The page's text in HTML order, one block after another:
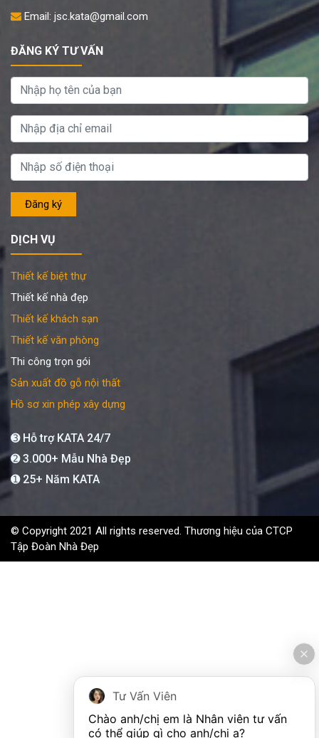
Email: jsc.kata@gmail.com
ĐĂNG KÝ TƯ VẤN
DỊCH VỤ
Thiết kế biệt thự
Thiết kế nhà đẹp
Thiết kế khách sạn
Thiết kế văn phòng
Thi công trọn gói
Sản xuất đồ gỗ nội thất
Hồ sơ xin phép xây dựng
➌ Hỗ trợ KATA 24/7
➋ 3.000+ Mẫu Nhà Đẹp
➊ 25+ Năm KATA
© Copyright 2021 All rights reserved. Thương hiệu của CTCP
Tập Đoàn Nhà Đẹp
Tư Vấn Viên
Chào anh/chị em là Nhân viên tư vấn
có thể giúp gì cho anh/chị ạ?